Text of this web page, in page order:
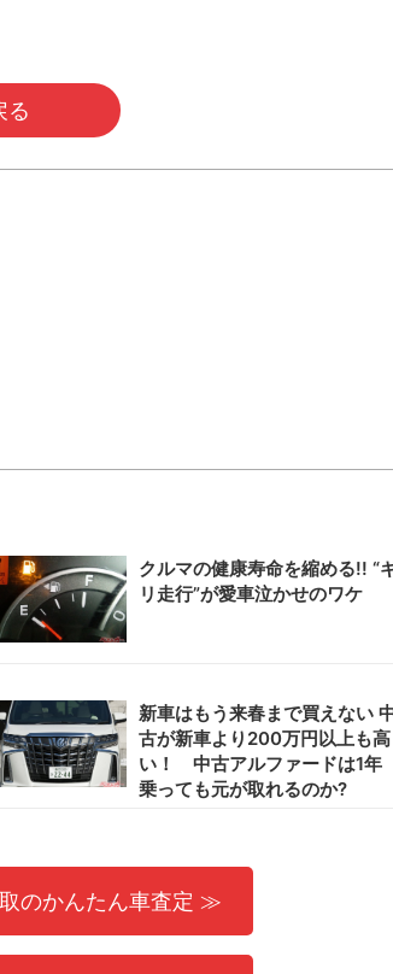
る
クルマの健康寿命を縮める!! “
リ走行”が愛車泣かせのワケ
新車はもう来春まで買えない
古が新車より200万円以上も高
い！ 中古アルファードは1年
乗っても元が取れるのか?
のかんたん車査定 ≫